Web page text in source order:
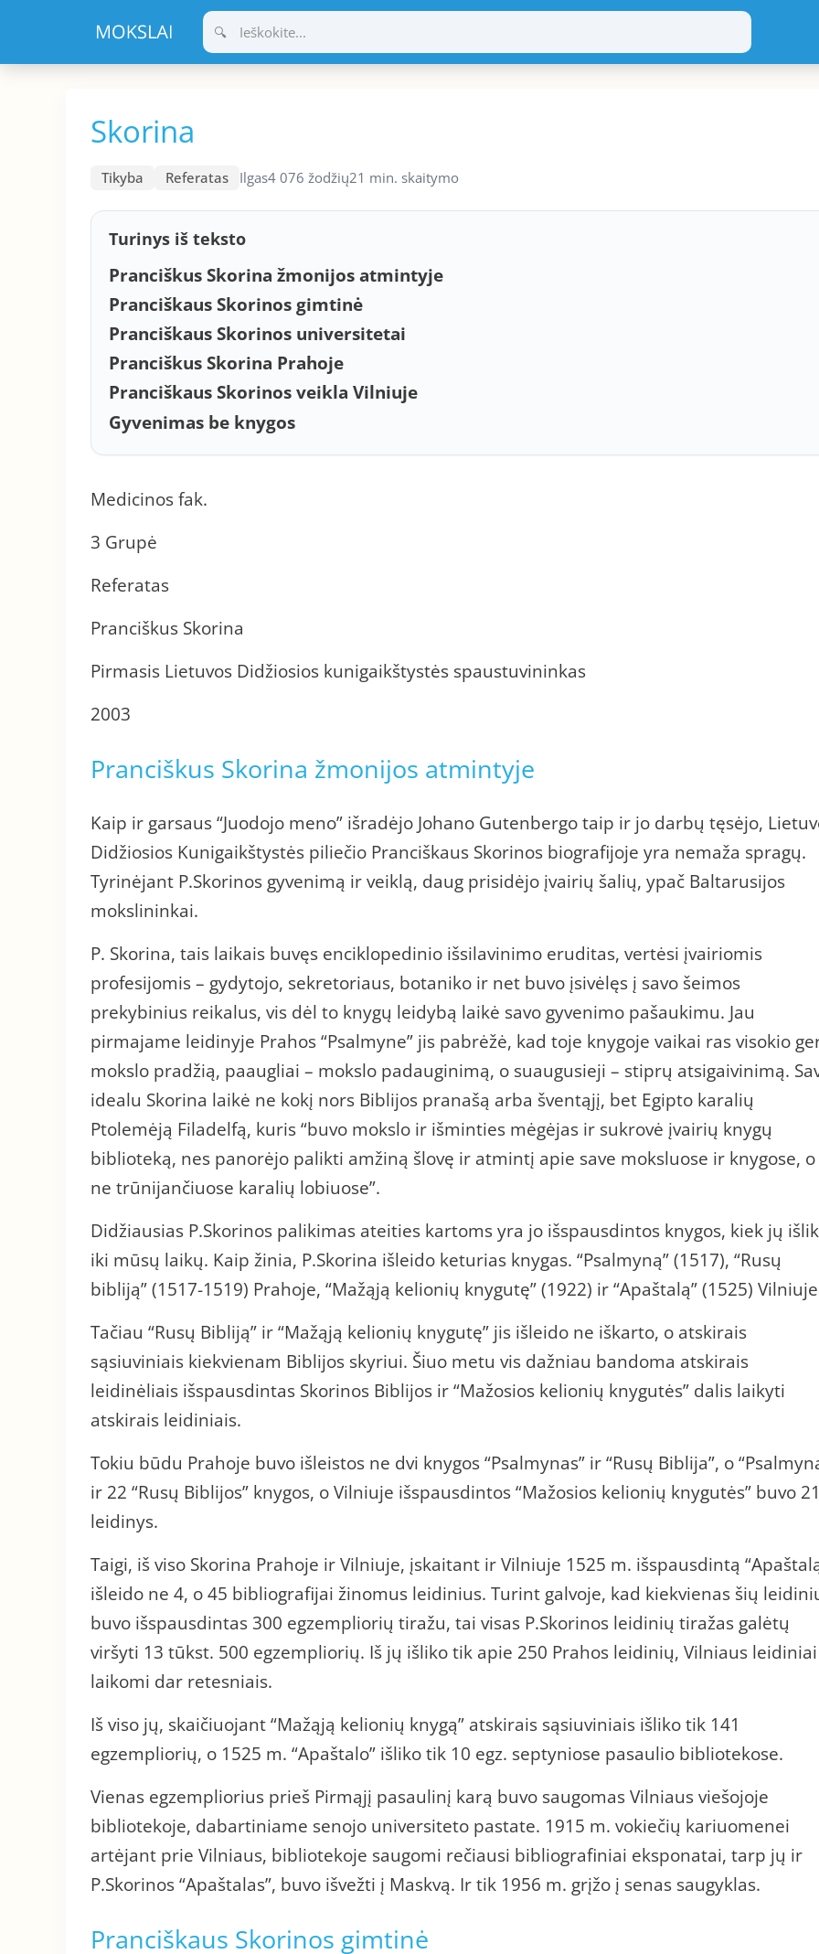
turinio
Skorina
Tikyba Referatas Ilgas4 076 žodžių21 min. skaitymo
Turinys iš teksto
Pranciškus Skorina žmonijos atmintyje
Pranciškaus Skorinos gimtinė
Pranciškaus Skorinos universitetai
Pranciškus Skorina Prahoje
Pranciškaus Skorinos veikla Vilniuje
Gyvenimas be knygos
Medicinos fak.
3 Grupė
Referatas
Pranciškus Skorina
Pirmasis Lietuvos Didžiosios kunigaikštystės spaustuvininkas
2003
Pranciškus Skorina žmonijos atmintyje
Kaip ir garsaus “Juodojo meno” išradėjo Johano Gutenbergo taip ir jo darbų tęsėjo,
Didžiosios Kunigaikštystės piliečio Pranciškaus Skorinos biografijoje yra nemaža spragų.
Tyrinėjant P.Skorinos gyvenimą ir veiklą, daug prisidėjo įvairių šalių, ypač Baltarusijos
mokslininkai.
P. Skorina, tais laikais buvęs enciklopedinio išsilavinimo eruditas, vertėsi įvairiomis
profesijomis – gydytojo, sekretoriaus, botaniko ir net buvo įsivėlęs į savo šeimos
prekybinius reikalus, vis dėl to knygų leidybą laikė savo gyvenimo pašaukimu. Jau
pirmajame leidinyje Prahos “Psalmyne” jis pabrėžė, kad toje knygoje vaikai ras visokio
mokslo pradžią, paaugliai – mokslo padauginimą, o suaugusieji – stiprų atsigaivinimą.
idealu Skorina laikė ne kokį nors Biblijos pranašą arba šventąjį, bet Egipto karalių
Ptolemėją Filadelfą, kuris “buvo mokslo ir išminties mėgėjas ir sukrovė įvairių knygų
biblioteką, nes panorėjo palikti amžiną šlovę ir atmintį apie save moksluose ir knygose, o
ne trūnijančiuose karalių lobiuose”.
Didžiausias P.Skorinos palikimas ateities kartoms yra jo išspausdintos knygos, kiek jų
iki mūsų laikų. Kaip žinia, P.Skorina išleido keturias knygas. “Psalmyną” (1517), “Rusų
bibliją” (1517-1519) Prahoje, “Mažąją kelionių knygutę” (1922) ir “Apaštalą” (1525)
Tačiau “Rusų Bibliją” ir “Mažąją kelionių knygutę” jis išleido ne iškarto, o atskirais
sąsiuviniais kiekvienam Biblijos skyriui. Šiuo metu vis dažniau bandoma atskirais
leidinėliais išspausdintas Skorinos Biblijos ir “Mažosios kelionių knygutės” dalis laikyti
atskirais leidiniais.
Tokiu būdu Prahoje buvo išleistos ne dvi knygos “Psalmynas” ir “Rusų Biblija”, o
ir 22 “Rusų Biblijos” knygos, o Vilniuje išspausdintos “Mažosios kelionių knygutės” buvo 21
leidinys.
Taigi, iš viso Skorina Prahoje ir Vilniuje, įskaitant ir Vilniuje 1525 m. išspausdintą
išleido ne 4, o 45 bibliografijai žinomus leidinius. Turint galvoje, kad kiekvienas šių
buvo išspausdintas 300 egzempliorių tiražu, tai visas P.Skorinos leidinių tiražas galėtų
viršyti 13 tūkst. 500 egzempliorių. Iš jų išliko tik apie 250 Prahos leidinių, Vilniaus leidiniai
laikomi dar retesniais.
Iš viso jų, skaičiuojant “Mažąją kelionių knygą” atskirais sąsiuviniais išliko tik 141
egzempliorių, o 1525 m. “Apaštalo” išliko tik 10 egz. septyniose pasaulio bibliotekose.
Vienas egzempliorius prieš Pirmąjį pasaulinį karą buvo saugomas Vilniaus viešojoje
bibliotekoje, dabartiniame senojo universiteto pastate. 1915 m. vokiečių kariuomenei
artėjant prie Vilniaus, bibliotekoje saugomi rečiausi bibliografiniai eksponatai, tarp jų ir
P.Skorinos “Apaštalas”, buvo išvežti į Maskvą. Ir tik 1956 m. grįžo į senas saugyklas.
Pranciškaus Skorinos gimtinė